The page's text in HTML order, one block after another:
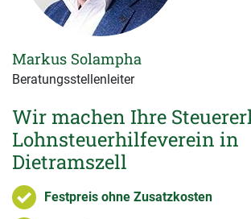
Wir machen Ihre
Lohnsteuerhilfeverein in
Dietramszell
Festpreis ohne Zusatzkosten
Markus Solampha
Beratungsstellenleiter